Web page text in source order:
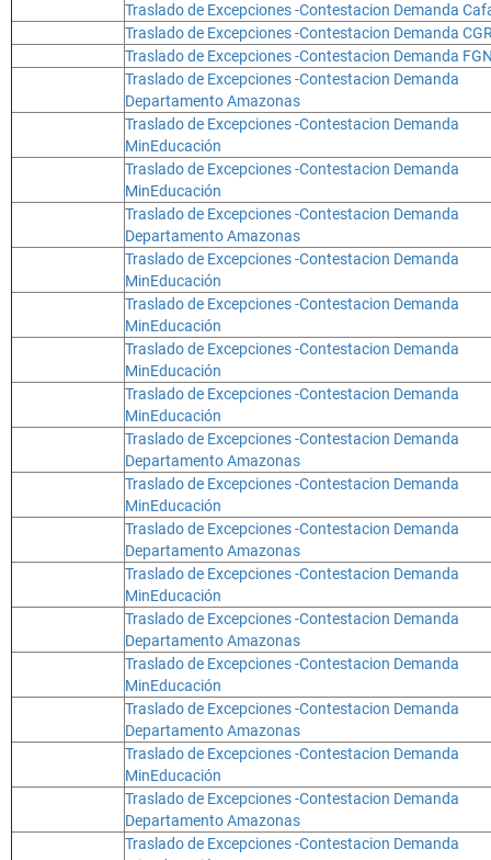
Traslado de Excepciones -Contestacion Demanda
Traslado de Excepciones -Contestacion Demanda
Traslado de Excepciones -Contestacion Demanda
Traslado de Excepciones -Contestacion Demanda
Departamento Amazonas
Traslado de Excepciones -Contestacion Demanda
MinEducación
Traslado de Excepciones -Contestacion Demanda
MinEducación
Traslado de Excepciones -Contestacion Demanda
Departamento Amazonas
Traslado de Excepciones -Contestacion Demanda
MinEducación
Traslado de Excepciones -Contestacion Demanda
MinEducación
Traslado de Excepciones -Contestacion Demanda
MinEducación
Traslado de Excepciones -Contestacion Demanda
MinEducación
Traslado de Excepciones -Contestacion Demanda
Departamento Amazonas
Traslado de Excepciones -Contestacion Demanda
MinEducación
Traslado de Excepciones -Contestacion Demanda
Departamento Amazonas
Traslado de Excepciones -Contestacion Demanda
MinEducación
Traslado de Excepciones -Contestacion Demanda
Departamento Amazonas
Traslado de Excepciones -Contestacion Demanda
MinEducación
Traslado de Excepciones -Contestacion Demanda
Departamento Amazonas
Traslado de Excepciones -Contestacion Demanda
MinEducación
Traslado de Excepciones -Contestacion Demanda
Departamento Amazonas
Traslado de Excepciones -Contestacion Demanda